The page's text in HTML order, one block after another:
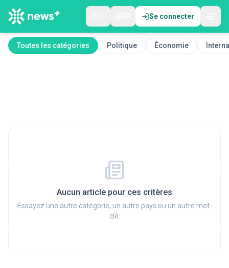
Se connecter
Toutes les catégories Politique Économie
Aucun article pour ces critères
Essayez une autre catégorie, un autre pays ou un autre mot-
clé.